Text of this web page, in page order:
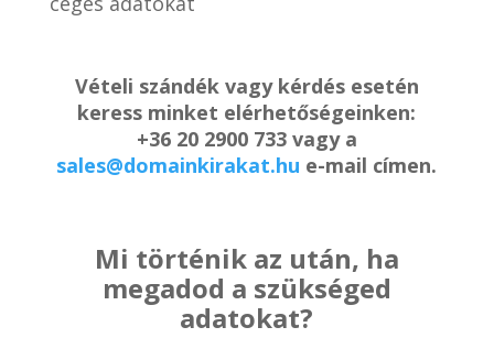
Vételi szándék vagy kérdés esetén
keress minket elérhetőségeinken:
+36 20 2900 733 vagy a
sales@domainkirakat.hu e-mail címen.
Mi történik az után, ha
megadod a szükséged
adatokat?